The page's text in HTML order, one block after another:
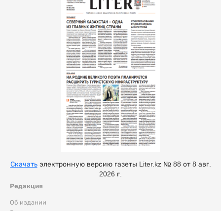
Редакция
Об издании
Скачатьэлектронную версию газеты Liter.kz № 88 от 8 авг.
2026 г.